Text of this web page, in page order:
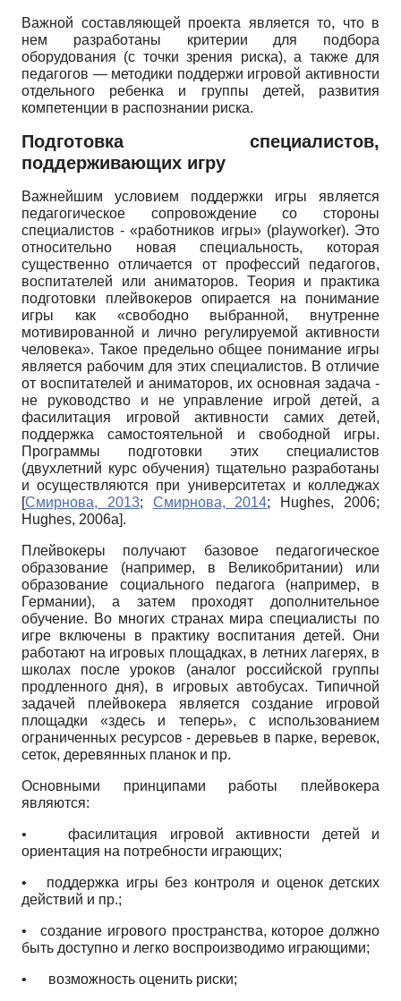
Важной составляющей проекта является то, что в
нем разработаны критерии для подбора
оборудования (с точки зрения риска), а также для
педагогов — методики поддержи игровой активности
отдельного ребенка и группы детей, развития
компетенции в распознании риска.
Подготовка специалистов,
поддерживающих игру
Важнейшим условием поддержки игры является
педагогическое сопровождение со стороны
специалистов - «работников игры» (playworker). Это
относительно новая специальность, которая
существенно отличается от профессий педагогов,
воспитателей или анима­торов. Теория и практика
подготовки плейвокеров опирается на понимание
игры как «свободно выбранной, внутренне
мотивированной и лично регулируемой активности
человека». Такое предельно общее понимание игры
является рабочим для этих специалистов. В отличие
от воспитателей и аниматоров, их основная задача -
не руководство и не управление игрой детей, а
фасилитация игровой активности самих детей,
поддержка самостоятельной и свободной игры.
Программы подготовки этих специалистов
(двухлетний курс обучения) тщательно разработаны
и осуществляются при университетах и колледжах
[Смирнова, 2013; Смирнова, 2014; Hughes, 2006;
Hughes, 2006а].
Плейвокеры получают базовое педагогическое
образование (например, в Великобритании) или
образование социального педагога (например, в
Германии), а затем проходят дополнительное
обучение. Во многих странах мира специалисты по
игре включены в практику воспитания детей. Они
работают на игровых площадках, в летних лагерях, в
школах после уроков (аналог российской группы
продленного дня), в игровых автобусах. Типичной
задачей плейвокера является создание игровой
площадки «здесь и теперь», с использованием
ограниченных ресурсов - деревьев в парке, веревок,
сеток, деревянных планок и пр.
Основными принципами работы плейвокера
являются:
•
фасилитация игровой активности детей и
ориентация на потребности играющих;
•
поддержка игры без контроля и оценок детских
действий и пр.;
•
создание игрового пространства, которое должно
быть доступно и легко воспроизводимо играющими;
• возможность оценить риски;